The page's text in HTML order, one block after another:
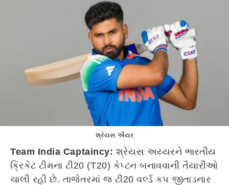
શ્રેયસ ઐયર
Team India Captaincy: શ્રેયસ અય્યરને ભારતીય
ક્રિકેટ ટીમના ટી20 (T20) કેપ્ટન બનાવવાની તૈયારીઓ
ચાલી રહી છે. તાજેતરમાં જ ટી20 વર્લ્ડ કપ જીતાડનાર